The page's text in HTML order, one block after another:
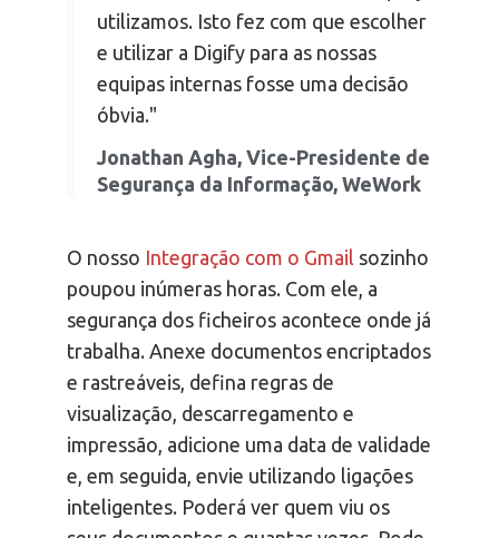
utilizamos. Isto fez com que escolher
e utilizar a Digify para as nossas
equipas internas fosse uma decisão
óbvia."
Jonathan Agha, Vice-Presidente de
Segurança da Informação, WeWork
O nosso Integração com o Gmail sozinho
poupou inúmeras horas. Com ele, a
segurança dos ficheiros acontece onde já
trabalha. Anexe documentos encriptados
e rastreáveis, defina regras de
visualização, descarregamento e
impressão, adicione uma data de validade
e, em seguida, envie utilizando ligações
inteligentes. Poderá ver quem viu os